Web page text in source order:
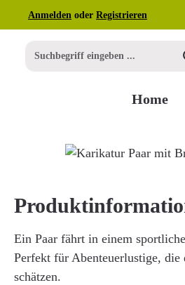
Hauptinhalt springen
Zur Suche springen
Zur Hauptnavigation springen
Anmelden oder Registrieren
Home
Bildergalerie überspringen
Ein Paar fährt in einem
Perfekt für Abenteuerlustige,
schätzen.